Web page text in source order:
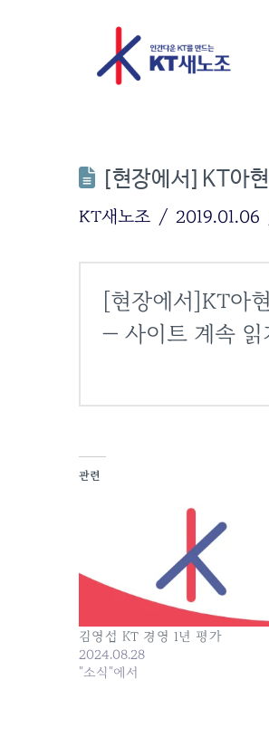
[현장에서]KT아
KT새노조 2019.01.06
[현장에서]KT아
— 사이트 계속 읽
관련
김영섭 KT 경영 1년 평가
2024.08.28
"소식"에서